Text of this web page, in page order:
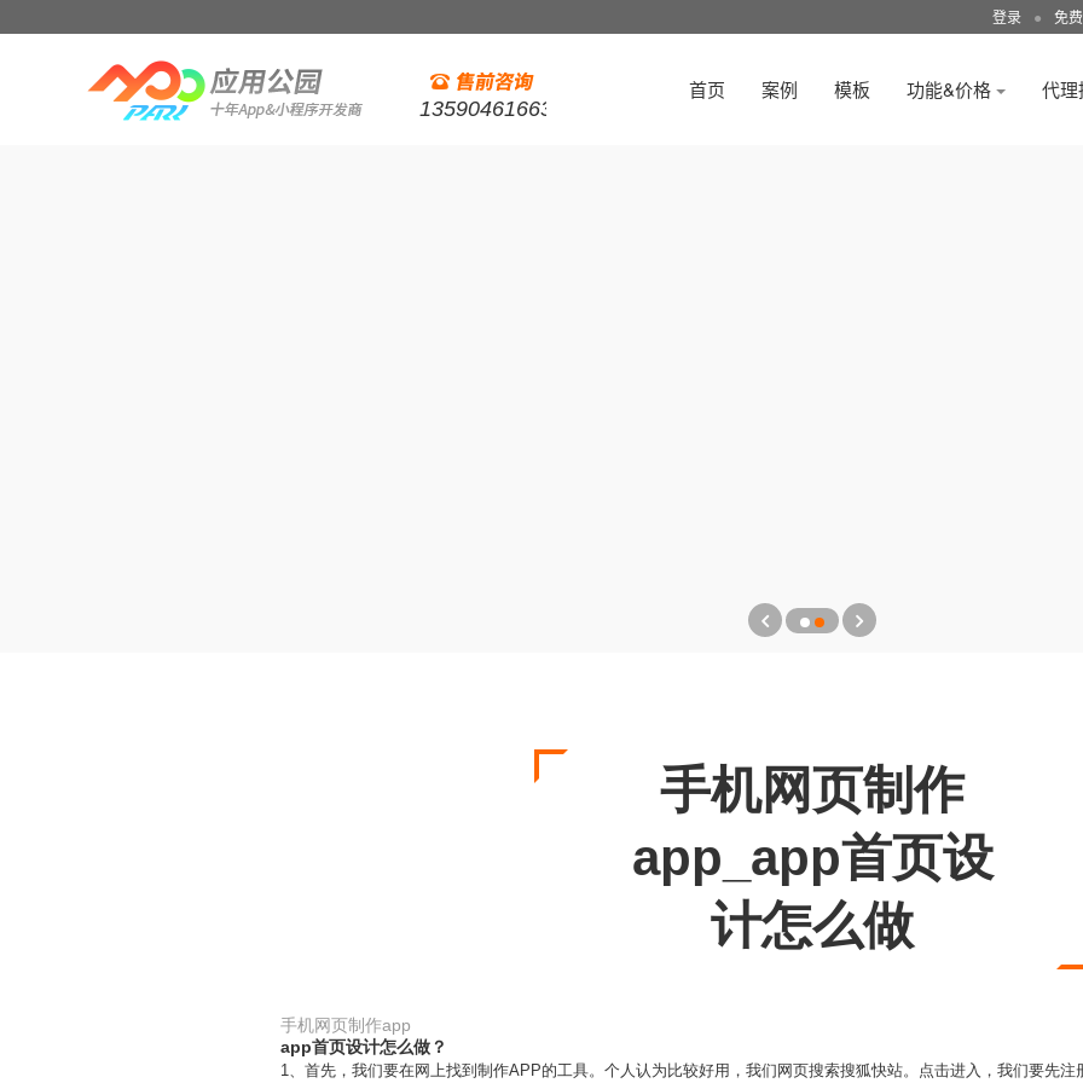
登录 ● 免
13590461663
首页 案例 模板 功能&价格 代理
手机网页制作
app_app首页设
计怎么做
手机网页制作app
app首页设计怎么做？
1、首先，我们要在网上找到制作APP的工具。个人认为比较好用，我们网页搜索搜狐快站。点击进入，我们要先注